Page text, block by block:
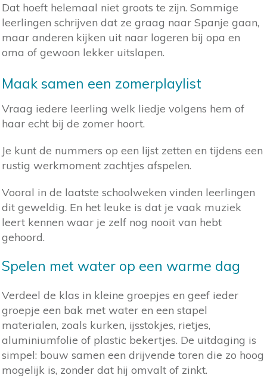
Dat hoeft helemaal niet groots te zijn. Sommige
leerlingen schrijven dat ze graag naar Spanje gaan,
maar anderen kijken uit naar logeren bij opa en
oma of gewoon lekker uitslapen.
Maak samen een zomerplaylist
Vraag iedere leerling welk liedje volgens hem of
haar echt bij de zomer hoort.
Je kunt de nummers op een lijst zetten en tijdens een
rustig werkmoment zachtjes afspelen.
Vooral in de laatste schoolweken vinden leerlingen
dit geweldig. En het leuke is dat je vaak muziek
leert kennen waar je zelf nog nooit van hebt
gehoord.
Spelen met water op een warme dag
Verdeel de klas in kleine groepjes en geef ieder
groepje een bak met water en een stapel
materialen, zoals kurken, ijsstokjes, rietjes,
aluminiumfolie of plastic bekertjes. De uitdaging is
simpel: bouw samen een drijvende toren die zo hoog
mogelijk is, zonder dat hij omvalt of zinkt.